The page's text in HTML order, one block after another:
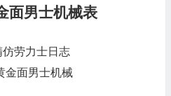
男士机械表